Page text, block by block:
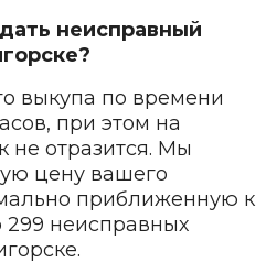
неисправный
выкупа по времени
при этом на
не отразится. Мы
цену вашего
приближенную к
неисправных